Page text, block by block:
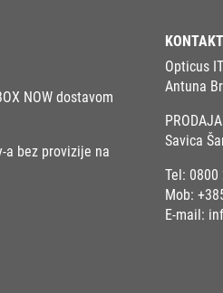
NOW dostavom
a bez provizije na
KONTAKT
Opticus
Antuna
Savica
Tel: 0800
Mob:
E-mail: